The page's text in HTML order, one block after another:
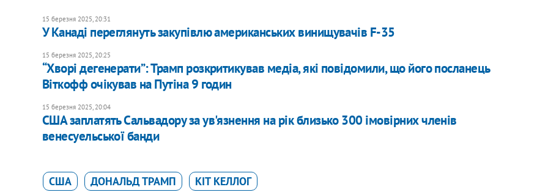
15 березня 2025, 20:31
У Канаді переглянуть закупівлю американських винищувачів F-35
15 березня 2025, 20:25
“Хворі дегенерати”: Трамп розкритикував медіа, які повідомили, що його посланець
Віткофф очікував на Путіна 9 годин
15 березня 2025, 20:04
США заплатять Сальвадору за ув'язнення на рік близько 300 імовірних членів
венесуельської банди
США ДОНАЛЬД ТРАМП КІТ КЕЛЛОГ